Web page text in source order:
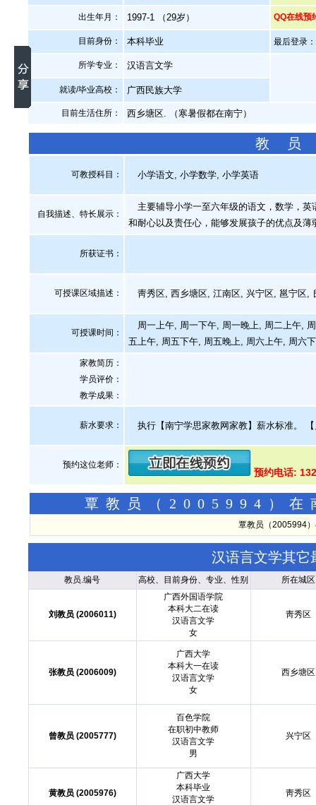
出生年月： 1997-1 （29岁） QQ在线预
目前身份： 本科毕业 最后登录
所学专业： 汉语言文学
就读/毕业高校： 广西民族大学
目前生活住所： 西乡塘区. （寒暑假都在南宁）
教 员
可教授科目： 小学语文, 小学数学, 小学英语
自我描述、特长展示 ：
主要辅导小学一至六年级的语文，数学，英
和耐心以及责任心，能够发展孩子的优点及薄
所获证书 ：
可授课区域描述： 靑秀区, 西乡塘区, 江南区, 兴宁区, 邕宁区,
可授课时间：
周一上午, 周一下午, 周一晚上, 周二上午,
五上午, 周五下午, 周五晚上, 周六上午, 周六
家教简历：
学员评价：
教学成果：
薪水要求： 执行【南宁学思家教网家教】薪水标准。 【
预约这位老师：
预约电话:
覃教员（2005994）在
覃教员（2005994
汉语言文学其它
教员.编号 高校、目前身份、专业、性别 所在城区
刘教员 (2006011)
广西外国语学院
本科大二在读
汉语言文学
女
靑秀区
张教员 (2006009)
广西大学
本科大一在读
汉语言文学
女
西乡塘区
曾教员 (2005777)
百色学院
在职初中教师
汉语言文学
男
兴宁区
黄教员 (2005976)
广西大学
本科毕业
汉语言文学
靑秀区